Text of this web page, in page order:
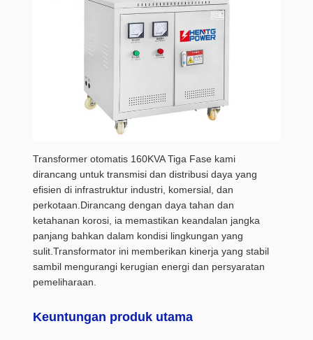
Transformer otomatis 160KVA Tiga Fase kami
dirancang untuk transmisi dan distribusi daya yang
efisien di infrastruktur industri, komersial, dan
perkotaan.Dirancang dengan daya tahan dan
ketahanan korosi, ia memastikan keandalan jangka
panjang bahkan dalam kondisi lingkungan yang
sulit.Transformator ini memberikan kinerja yang stabil
sambil mengurangi kerugian energi dan persyaratan
pemeliharaan.
Keuntungan produk utama